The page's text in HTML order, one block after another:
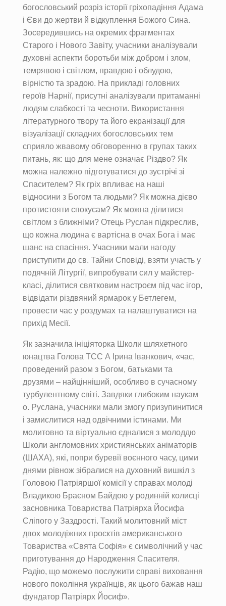
богословський розріз історії гріхопадіння Адама
і Єви до жертви й відкуплення Божого Сина.
Зосередившись на окремих фрагментах
Старого і Нового Завіту, учасники аналізували
духовні аспекти боротьби між добром і злом,
темрявою і світлом, правдою і облудою,
вірністю та зрадою. На прикладі головних
героїв Нарнії, присутні аналізували притаманні
людям слабкості та чесноти. Використання
літературного твору та його екранізації для
візуалізації складних богословських тем
сприяло жвавому обговоренню в групах таких
питань, як: що для мене означає Різдво? Як
можна належно підготуватися до зустрічі зі
Спасителем? Як гріх впливає на наші
відносини з Богом та людьми? Як можна дієво
протистояти спокусам? Як можна ділитися
світлом з ближніми? Отець Руслан підкреслив,
що кожна людина є вартісна в очах Бога і має
шанс на спасіння. Учасники мали нагоду
приступити до св. Тайни Сповіді, взяти участь у
подячній Літургії, випробувати сил у майстер-
класі, ділитися святковим настроєм під час ігор,
відвідати різдвяний ярмарок у Бетлегем,
провести час у роздумах та налаштуватися на
прихід Месії.
Як зазначила ініціяторка Школи шляхетного
юнацтва Голова ТСС А Ірина Іванкович, «час,
проведений разом з Богом, батьками та
друзями – найцінніший, особливо в сучасному
турбулентному світі. Завдяки глибоким наукам
о. Руслана, учасники мали змогу призупинитися
і замислитися над одвічними істинами. Ми
молитовно та віртуально єдналися з молоддю
Школи англомовних християнських аніматорів
(ШАХА), які, попри буревії воєнного часу, цими
днями рівнож зібралися на духовний вишкіл з
Головою Патріяршої комісії у справах молоді
Владикою Браєном Байдою у родинній колисці
засновника Товариства Патріярха Йосифа
Сліпого у Заздрості. Такий молитовний міст
двох молодіжних проєктів американського
Товариства «Свята Софія» є символічний у час
приготування до Народження Спасителя.
Радію, що можемо послужити справі виховання
нового покоління українців, як цього бажав наш
фундатор Патріярх Йосиф».